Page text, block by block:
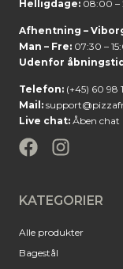
Helligdage: 08:00 –
Afhentning –
Man – Fre: 07:30 –
Udenfor
Telefon: (+45) 60 98
Mail:
Live chat: Åben chat
KATEGORIER
Alle produkter
Bagestål